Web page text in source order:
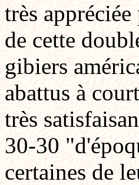
très
de cette
gibiers
abattus à
très
30-30
certaines de